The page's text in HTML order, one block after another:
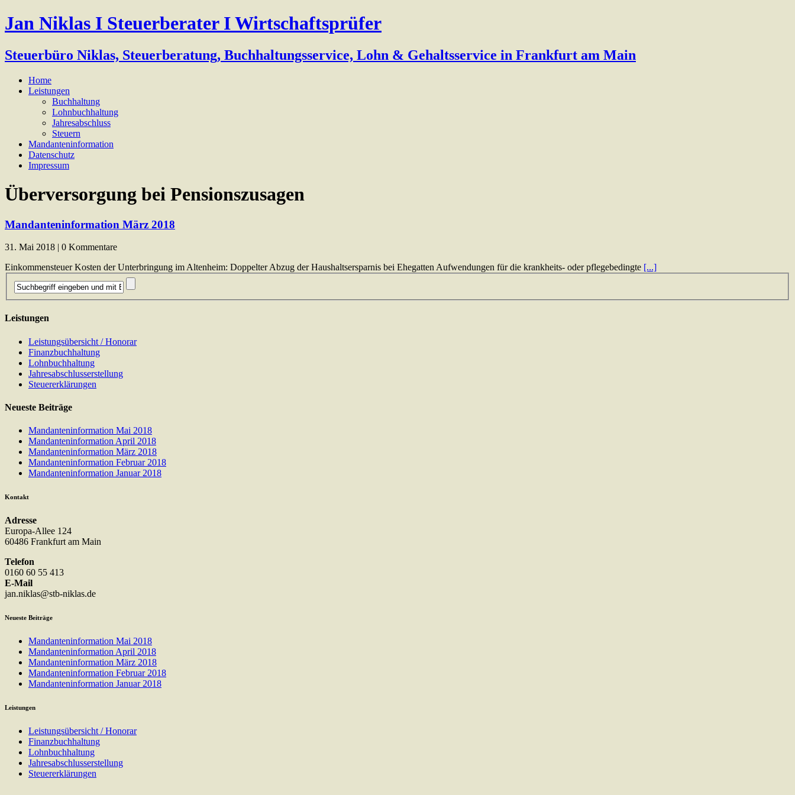
Jan Niklas I Steuerberater I Wirtschaftsprüfer
Steuerbüro Niklas, Steuerberatung, Buchhaltungsservice, Lohn & Gehaltsservice in Frankfurt am Main
Home
Leistungen
Buchhaltung
Lohnbuchhaltung
Jahresabschluss
Steuern
Mandanteninformation
Datenschutz
Impressum
Überversorgung bei Pensionszusagen
Mandanteninformation März 2018
31. Mai 2018 | 0 Kommentare
Einkommensteuer Kosten der Unterbringung im Altenheim: Doppelter Abzug der Haushaltsersparnis bei Ehegatten Aufwendungen für die krankheits- oder pflegebedingte [...]
Leistungen
Leistungsübersicht / Honorar
Finanzbuchhaltung
Lohnbuchhaltung
Jahresabschlusserstellung
Steuererklärungen
Neueste Beiträge
Mandanteninformation Mai 2018
Mandanteninformation April 2018
Mandanteninformation März 2018
Mandanteninformation Februar 2018
Mandanteninformation Januar 2018
Kontakt
Adresse
Europa-Allee 124
60486 Frankfurt am Main
Telefon
0160 60 55 413
E-Mail
jan.niklas@stb-niklas.de
Neueste Beiträge
Mandanteninformation Mai 2018
Mandanteninformation April 2018
Mandanteninformation März 2018
Mandanteninformation Februar 2018
Mandanteninformation Januar 2018
Leistungen
Leistungsübersicht / Honorar
Finanzbuchhaltung
Lohnbuchhaltung
Jahresabschlusserstellung
Steuererklärungen